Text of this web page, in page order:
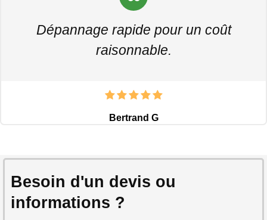
Dépannage rapide pour un coût
raisonnable.
Bertrand G
Besoin d'un devis ou
informations ?